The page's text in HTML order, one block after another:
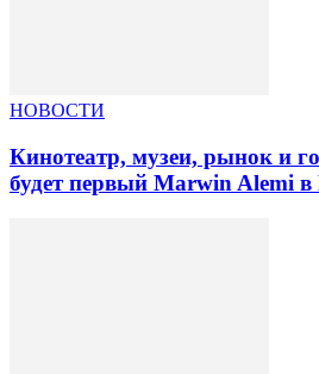
НОВОСТИ
Кинотеатр, музеи, рынок и
будет первый Marwin Alemi в